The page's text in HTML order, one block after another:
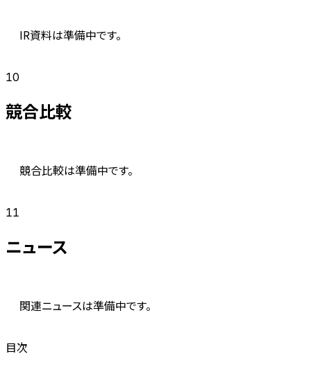
IR資料は準備中です。
10
競合比較
競合比較は準備中です。
11
ニュース
関連ニュースは準備中です。
目次